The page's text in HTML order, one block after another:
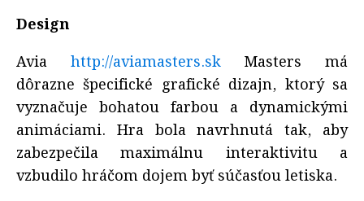
Design
Avia http://aviamasters.skMasters má
dôrazne špecifické grafické dizajn, ktorý sa
vyznačuje bohatou farbou a dynamickými
animáciami. Hra bola navrhnutá tak, aby
zabezpečila maximálnu interaktivitu a
vzbudilo hráčom dojem byť súčasťou letiska.